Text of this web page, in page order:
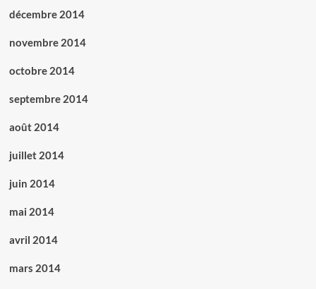
décembre 2014
novembre 2014
octobre 2014
septembre 2014
août 2014
juillet 2014
juin 2014
mai 2014
avril 2014
mars 2014